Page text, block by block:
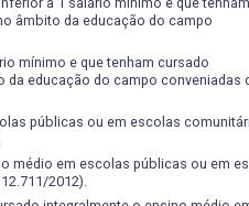
âmbito da educação do campo
mínimo e que tenham cursado
educação do campo conveniadas
públicas ou em escolas
médio em escolas públicas ou em
2012).